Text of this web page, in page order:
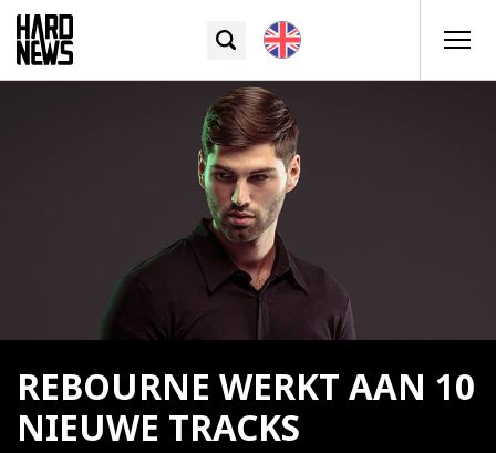
REBOURNE WERKT AAN 10
NIEUWE TRACKS